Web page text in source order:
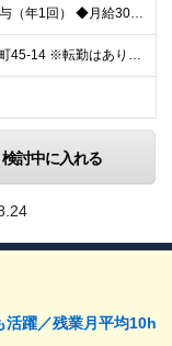
月給 30万円以上＋決算賞与（年1回） ◆月給30～55万円＋各種手当＋決算賞与（年1回） ┗プログラミングの実務経験が3年以上をお持ちの方 ◆月給40～120万円＋各種手当＋決算賞与（年1回）
■本社／東京都渋谷区大山町45-14 ※転勤はありません。腰を据えて長く活躍していただけます ※(変更の範囲)上記を除く当社関連勤務地
検討中に入れる
活躍／残業月平均10h